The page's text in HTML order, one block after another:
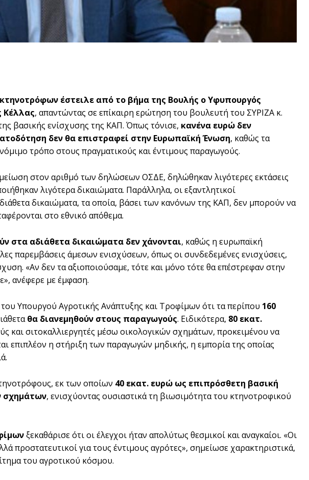
έστειλε από το βήμα της Βουλής ο Υφυπουργός
Κέλλας, απαντώντας σε επίκαιρη ερώτηση του βουλευτή του ΣΥΡΙΖΑ κ.
βασικής ενίσχυσης της ΚΑΠ. Όπως τόνισε, κανένα ευρώ δεν
δεν θα επιστραφεί στην Ευρωπαϊκή Ένωση, καθώς τα
τρόπο στους πραγματικούς και έντιμους παραγωγούς.
στον αριθμό των δηλώσεων ΟΣΔΕ, δηλώθηκαν λιγότερες εκτάσεις
λιγότερα δικαιώματα. Παράλληλα, οι εξαντλητικοί
δικαιώματα, τα οποία, βάσει των κανόνων της ΚΑΠ, δεν μπορούν να
στο εθνικό απόθεμα.
στα αδιάθετα δικαιώματα δεν χάνονται, καθώς η ευρωπαϊκή
παρεμβάσεις άμεσων ενισχύσεων, όπως οι συνδεδεμένες ενισχύσεις,
«Αν δεν τα αξιοποιούσαμε, τότε και μόνο τότε θα επέστρεφαν στην
ανέφερε με έμφαση.
Υπουργού Αγροτικής Ανάπτυξης και Τροφίμων ότι τα περίπου 160
θα διανεμηθούν στους παραγωγούς. Ειδικότερα, 80 εκατ.
και σιτοκαλλιεργητές μέσω οικολογικών σχημάτων, προκειμένου να
επιπλέον η στήριξη των παραγωγών μηδικής, η εμπορία της οποίας
εκ των οποίων 40 εκατ. ευρώ ως επιπρόσθετη βασική
σχημάτων, ενισχύοντας ουσιαστικά τη βιωσιμότητα του κτηνοτροφικού
ξεκαθάρισε ότι οι έλεγχοι ήταν απολύτως θεσμικοί και αναγκαίοι. «Οι
προστατευτικοί για τους έντιμους αγρότες», σημείωσε χαρακτηριστικά,
του αγροτικού κόσμου.